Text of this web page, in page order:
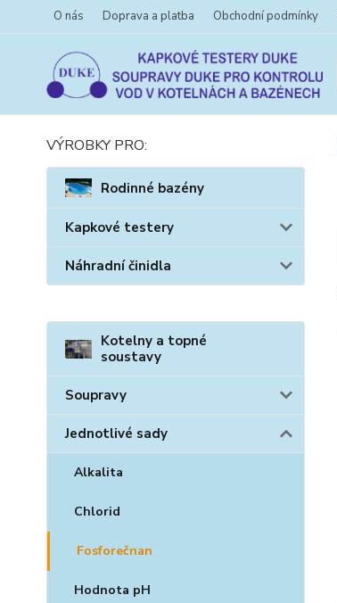
O nás Doprava a platba Obchodní podmínky
VÝROBKY PRO:
Rodinné bazény
Kapkové testery
Náhradní činidla
Kotelny a topné
soustavy
Soupravy
Jednotlivé sady
Alkalita
Chlorid
Fosforečnan
Hodnota pH